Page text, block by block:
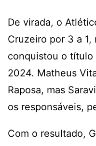
De virada, o
Cruzeiro por 3 a
conquistou o título
2024. Matheus
Raposa, mas
os responsáveis,
Com o resultado,